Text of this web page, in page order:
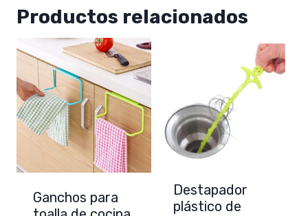
Productos relacionados
Ganchos para
Destapador
plástico de